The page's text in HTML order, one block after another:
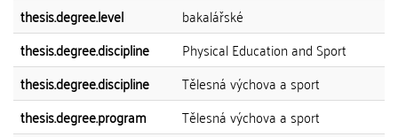
thesis.degree.level
bakalářské
thesis.degree.discipline
Physical Education and Sport
thesis.degree.discipline
Tělesná výchova a sport
thesis.degree.program
Tělesná výchova a sport